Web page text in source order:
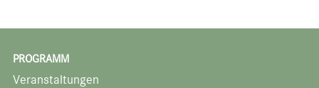
PROGRAMM
Veranstaltungen